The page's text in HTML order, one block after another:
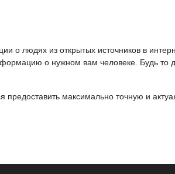
о людях из открытых источников в
о нужном вам человеке. Будь то
максимально точную и